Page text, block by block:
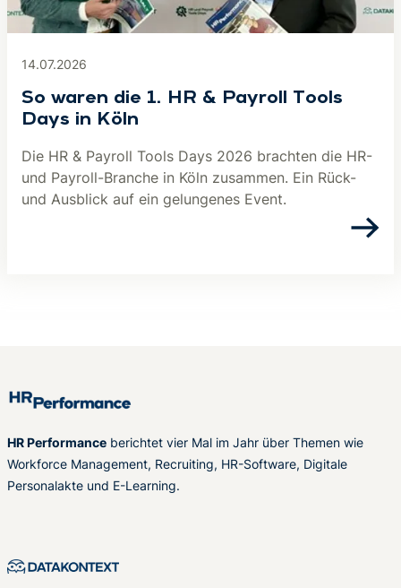
14.07.2026
So waren die 1. HR & Payroll Tools
Days in Köln
Die HR & Payroll Tools Days 2026 brachten die HR-
und Payroll-Branche in Köln zusammen. Ein Rück-
und Ausblick auf ein gelungenes Event.
HR Performance berichtet vier Mal im Jahr über Themen wie
Workforce Management, Recruiting, HR-Software, Digitale
Personalakte und E-Learning.